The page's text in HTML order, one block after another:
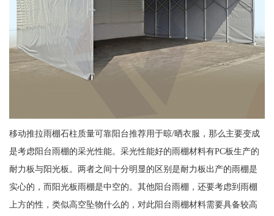
移动推拉雨棚石柱质量可靠阳台推荐用于晾/晒衣服，那么主要变成
是考虑阳台雨棚的采光性能。采光性能好的雨棚材料有PC板生产的
耐力板与阳光板。两者之间十分明显的区别是耐力板出产的雨棚是
实心的，而阳光板雨棚是中空的。其他阳台雨棚，还要考虑到雨棚
上方的性，类似高空坠物什么的，对此阳台雨棚材料需要具备较高